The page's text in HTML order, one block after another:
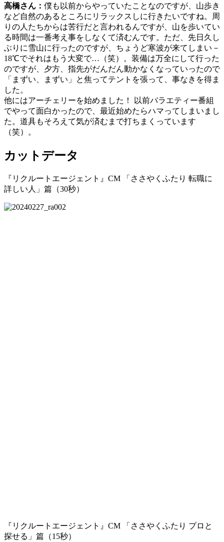
高橋さん： 僕も以前からやっていたことなのですが、山歩き
など自然のあるところにリラックスしに行きたいですね。周
りの人たちからは苦行だと言われるんですが、山を歩いてい
る時間は一番考え事をしなくて済むんです。ただ、先日久し
ぶりに雪山に行ったのですが、ちょうど寒波が来てしまい－
18℃でそれはもう大変で…（笑）。装備は万全にして行った
のですが、夕方、指先がだんだん動かなくなっていったので
「まずい、まずい」と焦ってテントを張って、事なきを得ま
した。
他にはアーチェリーを始めました！ 以前バラエティー番組
でやって面白かったので、最近始めたらハマってしまいまし
た。道具もそろえて気が済むまで打ちまくっています
（笑）。
カットデータ
『リクルートエージェント』CM 「ささやくふたり 転職に
詳しい人」篇（30秒）
『リクルートエージェント』CM 「ささやくふたり プロと
探せる」篇（15秒）